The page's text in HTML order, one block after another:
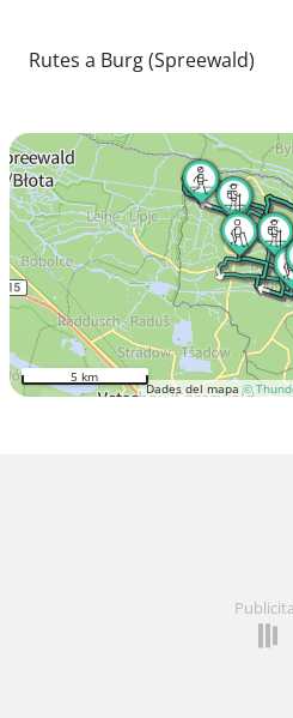
Rutes a Burg (Spreewald)
Dades del mapa©
5 km